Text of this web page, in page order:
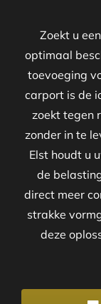
Zoekt u
optimaal
toevoeging
carport is de
zoekt tegen
zonder in te
Elst houdt u
de
direct meer
strakke
deze